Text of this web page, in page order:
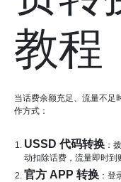
教程
当话费余额充足、流量不足
作方式：
USSD 代码转换 ：
动扣除话费，流量即时到
官方 APP 转换 ：登